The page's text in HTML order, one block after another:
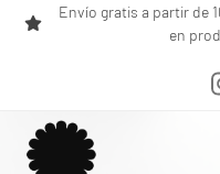
Skip
Envío gratis a partir de
en